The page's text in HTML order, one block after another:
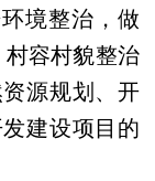
境整治，做
容村貌整治
源规划、开
建设项目的